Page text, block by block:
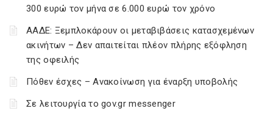
300 ευρώ τον μήνα σε 6.000 ευρώ τον χρόνο
ΑΑΔΕ: Ξεμπλοκάρουν οι μεταβιβάσεις κατασχεμένων
ακινήτων – Δεν απαιτείται πλέον πλήρης εξόφληση
της οφειλής
Πόθεν έσχες – Ανακοίνωση για έναρξη υποβολής
Σε λειτουργία το gov.gr messenger